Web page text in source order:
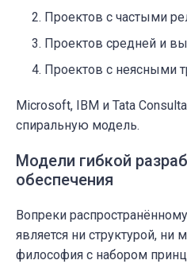
Проектов с частыми
Проектов средней и
Проектов с неясными
Microsoft, IBM и Tata
спиральную модель.
Модели гибкой
обеспечения
Вопреки
является ни структурой, ни
философия с набором